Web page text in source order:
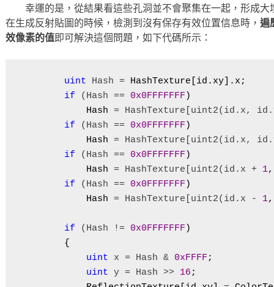
幸運的是，從結果看這些孔洞並不會聚集在一起，形成大
在生成反射貼圖的時候，檢測到沒有保存有效位置信息時， 遍
效像素的值即可解決這個問題，如下代碼所示：
uint Hash = HashTexture[id.xy].x;
if (Hash == 0x0FFFFFFF )
            Hash
= HashTexture[uint2(id.x,
if (Hash == 0x0FFFFFFF )
            Hash
= HashTexture[uint2(id.x,
if (Hash == 0x0FFFFFFF )
            Hash
= HashTexture[uint2(id.x + 1,
if (Hash == 0x0FFFFFFF )
            Hash
= HashTexture[uint2(id.x - 1,
if (Hash != 0x0FFFFFFF )
        {
uint x = Hash & 0xFFFF ;
uint y = Hash >> 16 ;